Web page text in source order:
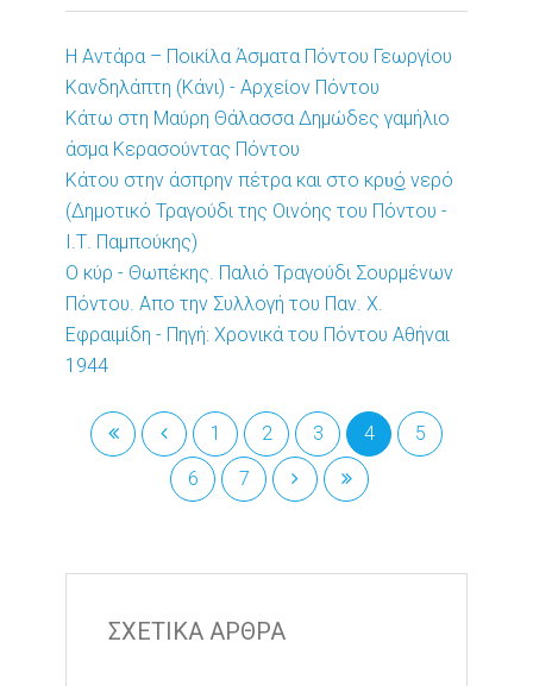
Η Αντάρα – Ποικίλα Άσματα Πόντου Γεωργίου
Κανδηλάπτη (Κάνι) - Αρχείον Πόντου
Κάτω στη Μαύρη Θάλασσα Δημώδες γαμήλιο
άσμα Κερασούντας Πόντου
Κάτου στην άσπρην πέτρα και στο κρυ͜ό νερό
(Δημοτικό Τραγούδι της Οινόης του Πόντου -
Ι.Τ. Παμπούκης)
Ο κύρ - Θωπέκης. Παλιό Τραγούδι Σουρμένων
Πόντου. Απο την Συλλογή του Παν. Χ.
Εφραιμίδη - Πηγή: Χρονικά του Πόντου Αθήναι
1944
1 2 3 4
5
6
7
ΣΧΕΤΙΚΑ ΑΡΘΡΑ